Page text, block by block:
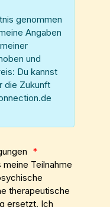
genommen
Angaben
und
Du kannst
die Zukunft
*
Teilnahme
therapeutische
ersetzt. Ich